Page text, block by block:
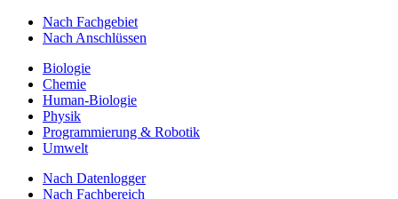
Nach Fachgebiet
Nach Anschlüssen
Biologie
Chemie
Human-Biologie
Physik
Programmierung & Robotik
Umwelt
Nach Datenlogger
Nach Fachbereich